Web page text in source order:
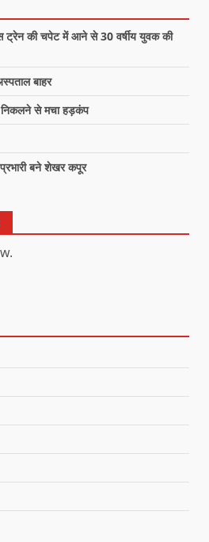
ट्रेन की चपेट में आने से 30 वर्षीय युवक की
बाहर
से मचा हड़कंप
प्रभारी बने शेखर कपूर